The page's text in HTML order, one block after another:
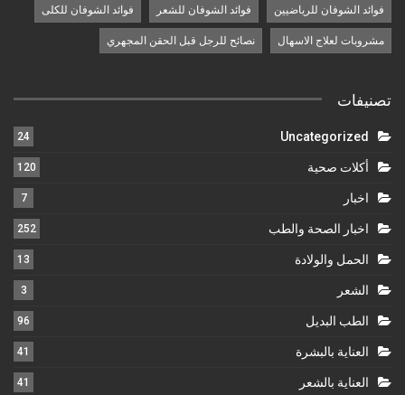
فوائد الشوفان للرياضيين فوائد الشوفان للشعر فوائد الشوفان للكلى
مشروبات لعلاج الاسهال نصائح للرجل قبل الحقن المجهري
تصنيفات
Uncategorized
24
أكلات صحية 120
اخبار 7
اخبار الصحة والطب 252
الحمل والولادة 13
الشعر 3
الطب البديل 96
العناية بالبشرة 41
العناية بالشعر 41